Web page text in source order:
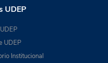
UDEP
UDEP
Institucional